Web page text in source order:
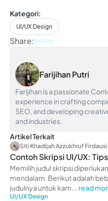
Kategori:
UI/UX Design
Share:
Farijihan Putri
Farijihan is a passionate
experience in crafting
SEO, and developing
and industries.
Artikel Terkait
Siti Khadijah Azzukhruf Firdausi
Contoh Skripsi UI/UX:
Menarik
Memilih judul skripsi
mendalam. Berikut adalah
judulnya untuk kam... read
UI/UX Design